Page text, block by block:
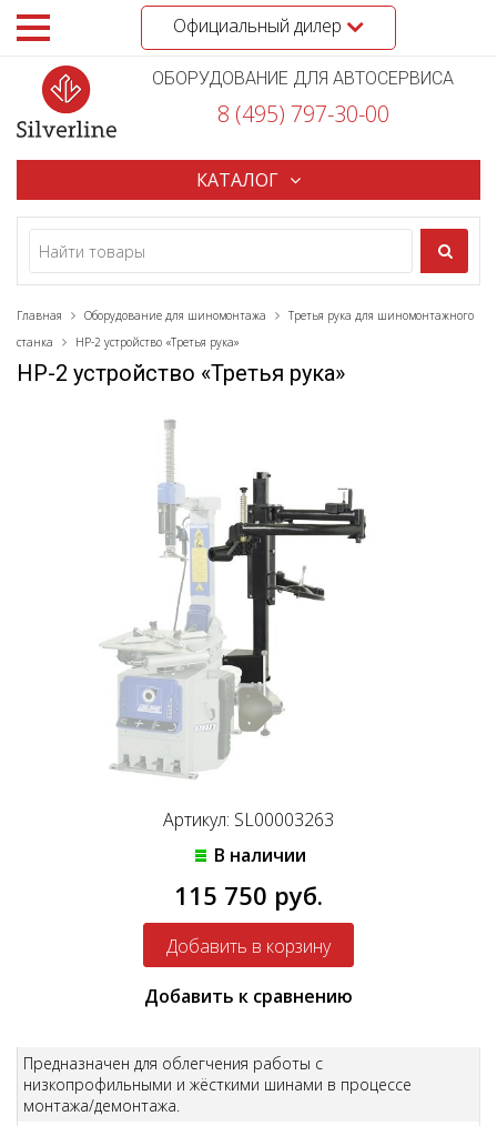
Официальный дилер
ОБОРУДОВАНИЕ ДЛЯ АВТОСЕРВИСА
8 (495) 797-30-00
КАТАЛОГ
Главная Оборудование для шиномонтажа
Третья рука для шиномонтажного
станка
HP-2 устройство «Третья рука»
HP-2 устройство «Третья рука»
Артикул: SL00003263
В наличии
115 750 руб.
Добавить к сравнению
Предназначен для облегчения работы с
низкопрофильными и жёсткими шинами в процессе
монтажа/демонтажа.